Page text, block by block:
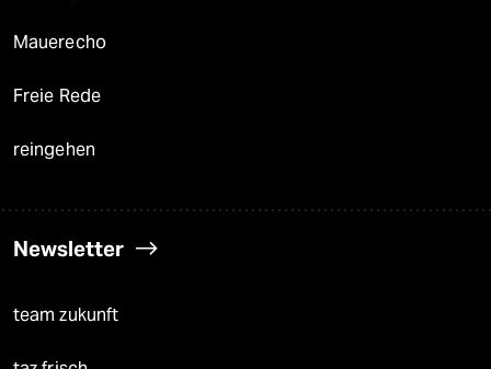
Mauerecho
Freie Rede
reingehen
Newsletter
team zukunft